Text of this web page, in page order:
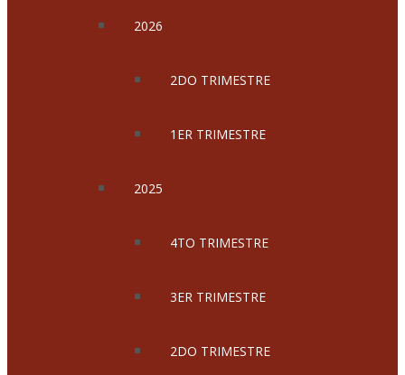
2026
2DO TRIMESTRE
1ER TRIMESTRE
2025
4TO TRIMESTRE
3ER TRIMESTRE
2DO TRIMESTRE